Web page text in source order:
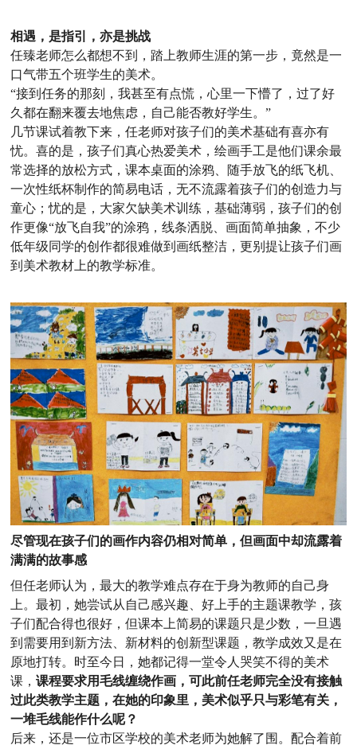
相遇，是指引，亦是挑战
任臻老师怎么都想不到，踏上教师生涯的第一步，竟然是一
口气带五个班学生的美术。
“接到任务的那刻，我甚至有点慌，心里一下懵了，过了好
久都在翻来覆去地焦虑，自己能否教好学生。”
几节课试着教下来，任老师对孩子们的美术基础有喜亦有
忧。喜的是，孩子们真心热爱美术，绘画手工是他们课余最
常选择的放松方式，课本桌面的涂鸦、随手放飞的纸飞机、
一次性纸杯制作的简易电话，无不流露着孩子们的创造力与
童心；忧的是，大家欠缺美术训练，基础薄弱，孩子们的创
作更像“放飞自我”的涂鸦，线条洒脱、画面简单抽象，不少
低年级同学的创作都很难做到画纸整洁，更别提让孩子们画
到美术教材上的教学标准。
尽管现在孩子们的画作内容仍相对简单，但画面中却流露着
满满的故事感
但任老师认为，最大的教学难点存在于身为教师的自己身
上。最初，她尝试从自己感兴趣、好上手的主题课教学，孩
子们配合得也很好，但课本上简易的课题只是少数，一旦遇
到需要用到新方法、新材料的创新型课题，教学成效又是在
原地打转。时至今日，她都记得一堂令人哭笑不得的美术
课，课程要求用毛线缠绕作画，可此前任老师完全没有接触
过此类教学主题，在她的印象里，美术似乎只与彩笔有关，
一堆毛线能作什么呢？
后来，还是一位市区学校的美术老师为她解了围。配合着前